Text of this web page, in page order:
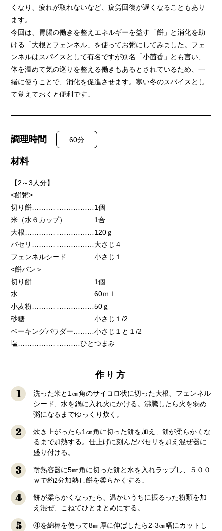
くなり、疲れが取れないなど、疲労回復が遅くなることもあり
ます。
今回は、胃腸の働きを整えエネルギーを益す「餅」と消化を助
ける「大根とフェンネル」を使ってお粥にしてみました。フェ
ンネルはスパイスとして有名ですが別名「小茴香」とも言い、
体を温めて気の巡りを整える働きもあるとされているため、一
緒に使うことで、消化を促進させます。寒い冬のスパイスとし
て覚えておくと便利です。
調理時間 60分
材料
【2～3人分】
<餅粥>
切り餅………………………1個
米（水６カップ）…………1合
大根…………………………120ｇ
パセリ………………………大さじ４
フェンネルシード…………小さじ１
<餅パン＞
切り餅………………………1個
水……………………………60ｍｌ
小麦粉………………………50ｇ
砂糖…………………………小さじ１/2
ベーキングパウダー………小さじ１と１/2
塩………………………ひとつまみ
作り方
1
洗った米と1㎝角のサイコロ状に切った大根、フェンネル
シード、水を鍋に入れ火にかける。沸騰したら火を弱め
粥になるまでゆっくり炊く。
2
炊き上がったら1㎝角に切った餅を加え、餅が柔らかくな
るまで加熱する。仕上げに刻んだパセリを加え混ぜ器に
盛り付ける。
3
耐熱容器に5㎜角に切った餅と水を入れラップし、５００
ｗで約2分加熱し餅を柔らかくする。
4
餅が柔らかくなったら、温かいうちに振るった粉類を加
え混ぜ、こねてひとまとめにする。
5 ④を綿棒を使って8㎜厚に伸ばしたら2-3㎝幅にカットし